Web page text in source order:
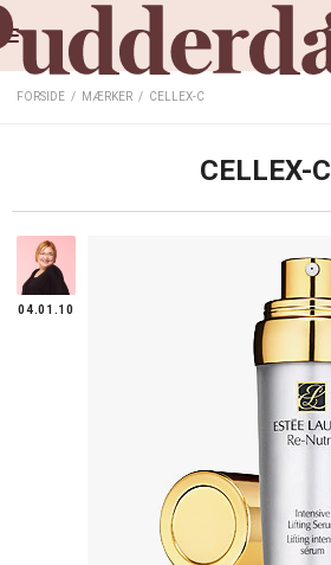
FORSIDE / MÆRKER / CELLEX-C
CELLEX-C
04.01.10